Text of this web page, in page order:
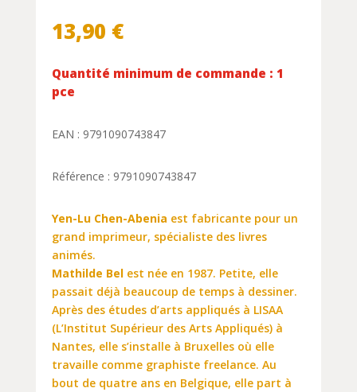
13,90 €
Quantité minimum de commande : 1
pce
EAN : 9791090743847
Référence : 9791090743847
Yen-Lu Chen-Abenia est fabricante pour un
grand imprimeur, spécialiste des livres
animés.
Mathilde Bel est née en 1987. Petite, elle
passait déjà beaucoup de temps à dessiner.
Après des études d’arts appliqués à LISAA
(L’Institut Supérieur des Arts Appliqués) à
Nantes, elle s’installe à Bruxelles où elle
travaille comme graphiste freelance. Au
bout de quatre ans en Belgique, elle part à